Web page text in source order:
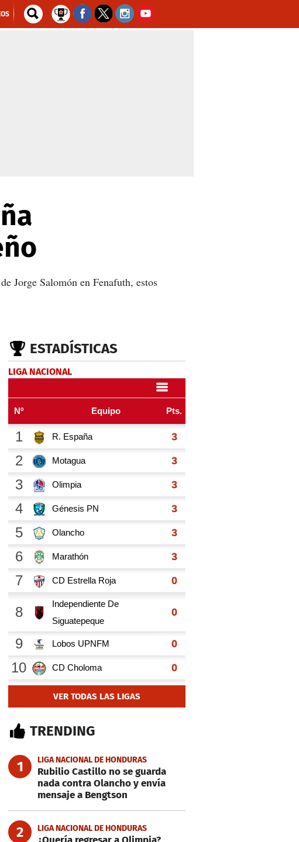
Jorge Salomón en Fenafuth, estos
ESTADÍSTICAS
LIGA NACIONAL
VER TODAS LAS LIGAS
TRENDING
1 LIGA NACIONAL DE HONDURAS
Rubilio Castillo no se guarda
nada contra Olancho y envía
mensaje a Bengtson
2 LIGA NACIONAL DE HONDURAS